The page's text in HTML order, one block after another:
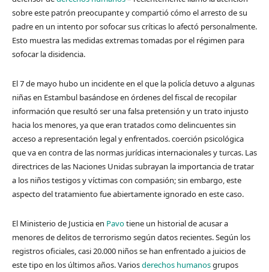
sobre este patrón preocupante y compartió cómo el arresto de su
padre en un intento por sofocar sus críticas lo afectó personalmente.
Esto muestra las medidas extremas tomadas por el régimen para
sofocar la disidencia.
El 7 de mayo hubo un incidente en el que la policía detuvo a algunas
niñas en Estambul basándose en órdenes del fiscal de recopilar
información que resultó ser una falsa pretensión y un trato injusto
hacia los menores, ya que eran tratados como delincuentes sin
acceso a representación legal y enfrentados. coerción psicológica
que va en contra de las normas jurídicas internacionales y turcas. Las
directrices de las Naciones Unidas subrayan la importancia de tratar
a los niños testigos y víctimas con compasión; sin embargo, este
aspecto del tratamiento fue abiertamente ignorado en este caso.
El Ministerio de Justicia en Pavotiene un historial de acusar a
menores de delitos de terrorismo según datos recientes. Según los
registros oficiales, casi 20.000 niños se han enfrentado a juicios de
este tipo en los últimos años. Variosderechos humanosgrupos